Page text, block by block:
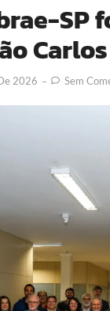
SP
Carlos
2026 Sem